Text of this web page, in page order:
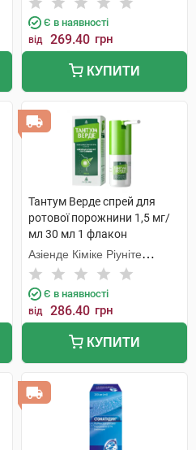
Є в наявності
від 269.40 грн
КУПИТИ
Тантум Верде спрей для
ротової порожнини 1,5 мг/
мл 30 мл 1 флакон
Азіенде Кіміке Ріуніте
Анжеліні Франческо
Є в наявності
від 286.40 грн
КУПИТИ